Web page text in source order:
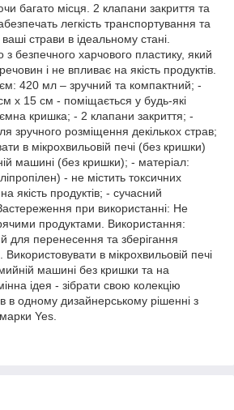
багато місця. 2 клапани закриття та
легкість транспортування та
страви в ідеальному стані.
з безпечного харчового пластику, який
і не впливає на якість продуктів.
420 мл – зручний та компактний; -
х 15 см - поміщається у будь-які
кришка; - 2 клапани закриття; -
зручного розміщення декількох страв;
в мікрохвильовій печі (без кришки)
машині (без кришки); - матеріал:
- не містить токсичних
якість продуктів; - сучасний
при використанні: Не
продуктами. Використання:
для перенесення та зберігання
Використовувати в мікрохвильовій печі
машині без кришки та на
ідея - зібрати свою колекцію
в одному дизайнерському рішенні з
Yes.